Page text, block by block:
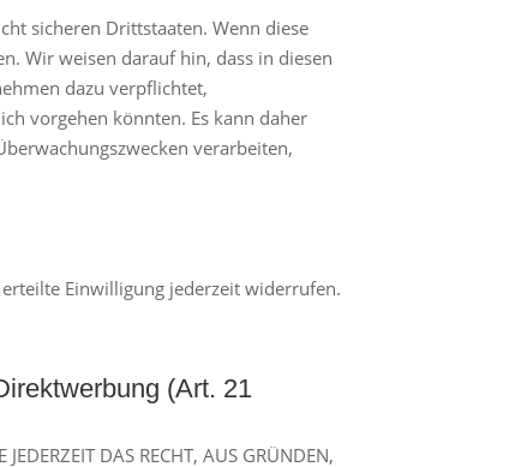
sicheren Drittstaaten. Wenn diese
Wir weisen darauf hin, dass in diesen
dazu verpflichtet,
vorgehen könnten. Es kann daher
verarbeiten,
Einwilligung jederzeit widerrufen.
(Art. 21
DAS RECHT, AUS GRÜNDEN,